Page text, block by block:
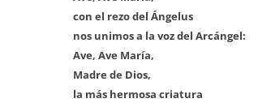
con el rezo del Ángelus
nos unimos a la voz del Arcángel:
Ave, Ave María,
Madre de Dios,
la más hermosa criatura